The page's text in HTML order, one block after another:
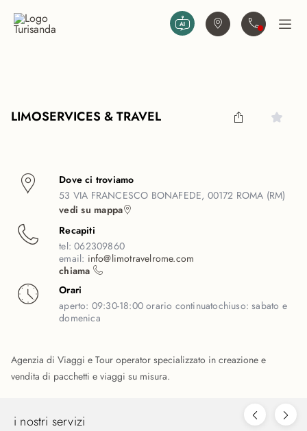
Trova agenziaContattaciApri
LIMOSERVICES & TRAVEL
Dove ci troviamo
53 VIA FRANCESCO BONAFEDE, 00172 ROMA (RM)
vedi su mappa
Recapiti
tel:062309860
email: info@limotravelrome.com
chiama
Orari
aperto: 09:30-18:00 orario continuatochiuso:sabato e
domenica
Agenzia di Viaggi e Tour operator specializzato in creazione e
vendita di pacchetti e viaggi su misura.
i nostri servizi